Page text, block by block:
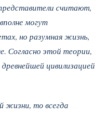
считают,
могут
но разумная жизнь,
Согласно этой теории,
цивилизацией
жизни, то всегда